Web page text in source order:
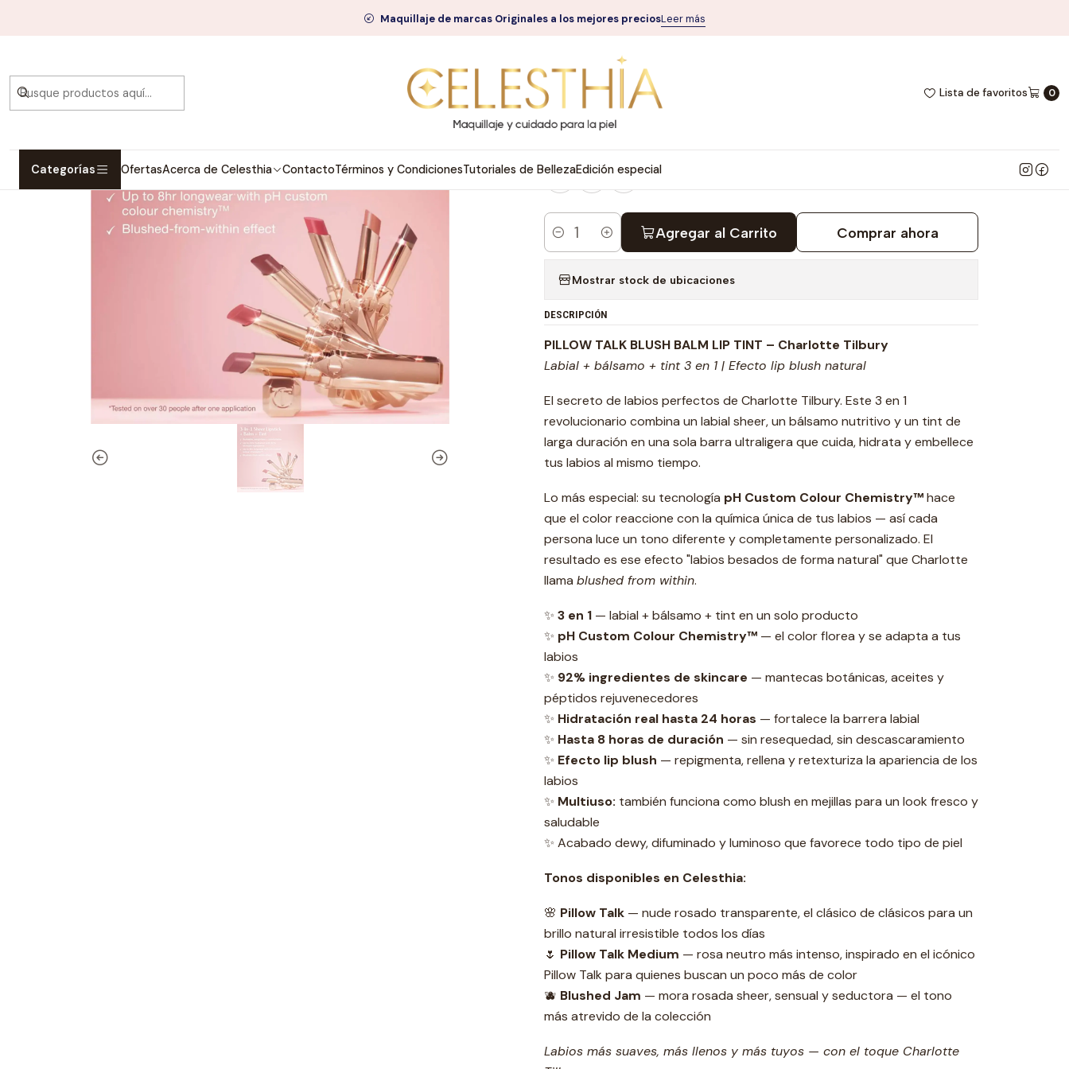
Lista de favoritos 0
Categorías OfertasAcerca de Celesthia ContactoTérminos y CondicionesTutoriales de BellezaEdición especial
Maquillaje de marcas Originales a los mejores preciosLeer más
Maquillaje Labios PILLOW TALK BLUSH BALM LIP TINT - CHARLOTTE TILBURY
|
PILLOW TALK BLUSH BALM LIP TINT -
CHARLOTTE TILBURY
Cantidad
Agregar al Carrito Comprar ahora
Mostrar stock de ubicaciones
DESCRIPCIÓN
PILLOW TALK BLUSH BALM LIP TINT – Charlotte Tilbury
Labial + bálsamo + tint 3 en 1 | Efecto lip blush natural
El secreto de labios perfectos de Charlotte Tilbury. Este 3 en 1
revolucionario combina un labial sheer, un bálsamo nutritivo y un tint de
larga duración en una sola barra ultraligera que cuida, hidrata y embellece
tus labios al mismo tiempo.
Lo más especial: su tecnología pH Custom Colour Chemistry™hace
que el color reaccione con la química única de tus labios — así cada
persona luce un tono diferente y completamente personalizado. El
resultado es ese efecto "labios besados de forma natural" que Charlotte
llama blushed from within.
✨ 3 en 1 — labial + bálsamo + tint en un solo producto
✨ pH Custom Colour Chemistry™ — el color florea y se adapta a tus
labios
✨ 92% ingredientes de skincare — mantecas botánicas, aceites y
péptidos rejuvenecedores
✨ Hidratación real hasta 24 horas — fortalece la barrera labial
✨ Hasta 8 horas de duración — sin resequedad, sin descascaramiento
✨ Efecto lip blush — repigmenta, rellena y retexturiza la apariencia de los
labios
✨ Multiuso: también funciona como blush en mejillas para un look fresco y
saludable
✨ Acabado dewy, difuminado y luminoso que favorece todo tipo de piel
Tonos disponibles en Celesthia:
🌸 Pillow Talk — nude rosado transparente, el clásico de clásicos para un
brillo natural irresistible todos los días
🌷 Pillow Talk Medium — rosa neutro más intenso, inspirado en el icónico
Pillow Talk para quienes buscan un poco más de color
🫐 Blushed Jam — mora rosada sheer, sensual y seductora — el tono
más atrevido de la colección
Labios más suaves, más llenos y más tuyos — con el toque Charlotte